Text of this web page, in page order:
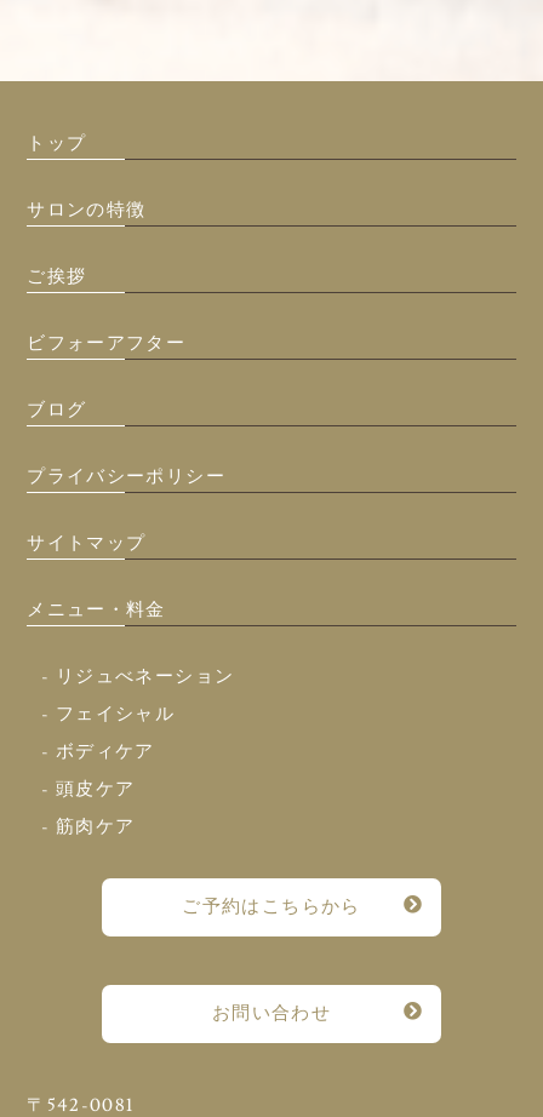
トップ
サロンの特徴
ご挨拶
ビフォーアフター
ブログ
プライバシーポリシー
サイトマップ
メニュー・料金
- リジュべネーション
- フェイシャル
- ボディケア
- 頭皮ケア
- 筋肉ケア
ご予約はこちらから
お問い合わせ
〒542-0081